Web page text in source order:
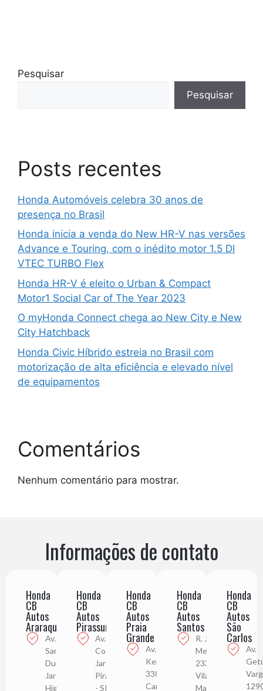
Pesquisar
Pesquisar
Posts recentes
Honda Automóveis celebra 30 anos de
presença no Brasil
Honda inicia a venda do New HR-V nas versões
Advance e Touring, com o inédito motor 1.5 DI
VTEC TURBO Flex
Honda HR-V é eleito o Urban & Compact
Motor1 Social Car of The Year 2023
O myHonda Connect chega ao New City e New
City Hatchback
Honda Civic Híbrido estreia no Brasil com
motorização de alta eficiência e elevado nível
de equipamentos
Comentários
Nenhum comentário para mostrar.
Informações de contato
Honda
CB
Autos
Araraquara
Av. Alberto
Santos
Dumont,111
Jardim
Higienópolis,
Honda
CB
Autos
Pirassununga
Av. Juca
Costa, 3229
Jardim Roma,
Pirassununga
- SP
Honda
CB
Autos
Praia
Grande
Av. Pres.
Kennedy,
3383
Campo
Honda
CB
Autos
Santos
R. Júlio de
Mesquita,
233
Vila
Mathias,
Honda
CB
Autos
São
Carlos
Av.